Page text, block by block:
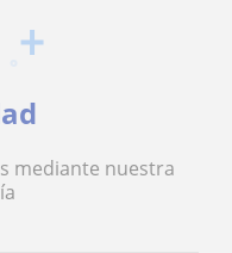
mediante nuestra